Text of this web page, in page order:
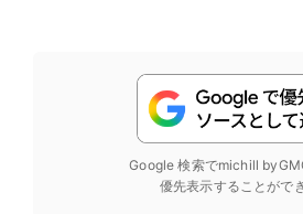
Google 検索でmichill
優先表示することがで